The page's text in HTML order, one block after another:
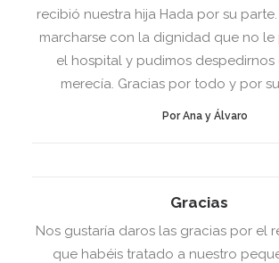
recibió nuestra hija Hada por su
marcharse con la dignidad que no le
el hospital y pudimos
merecía. Gracias por todo y por
Por Ana y Álvaro
Gracias
Nos gustaría daros las gracias por el
que habéis tratado a nuestro